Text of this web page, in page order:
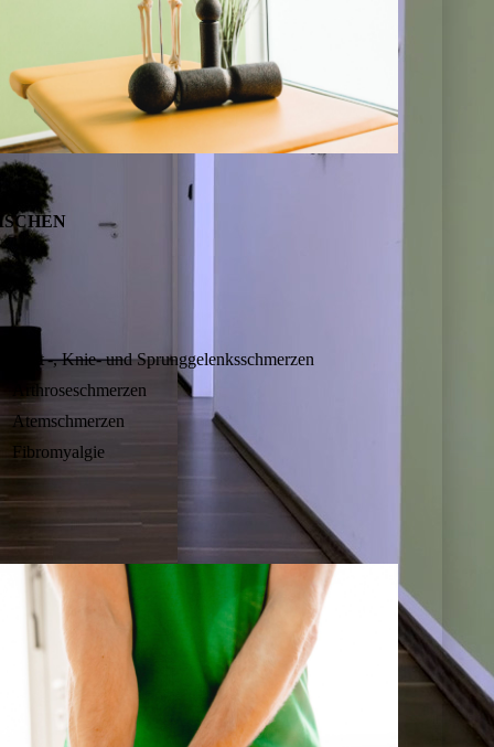
Hüft -, Knie- und Sprunggelenksschmerzen
Arthroseschmerzen
Atemschmerzen
Fibromyalgie